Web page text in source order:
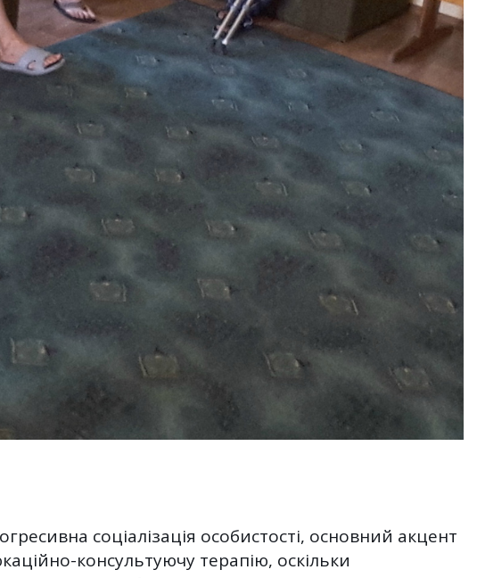
соціалізація особистості, основний акцент
консультуючу терапію, оскільки